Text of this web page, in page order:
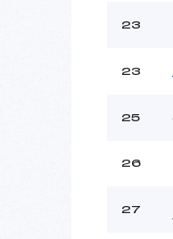
23
23
25
26
27